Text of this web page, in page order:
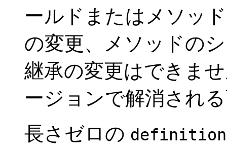
ールドまたはメソッ
の変更、メソッドの
継承の変更はできま
ージョンで解消され
長さゼロの